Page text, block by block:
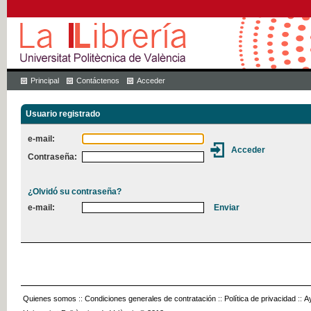
Principal Contáctenos Acceder
Usuario registrado
e-mail:
Contraseña:
¿Olvidó su contraseña?
e-mail:
Quienes somos :: Condiciones generales de contratación :: Política de privacidad ::